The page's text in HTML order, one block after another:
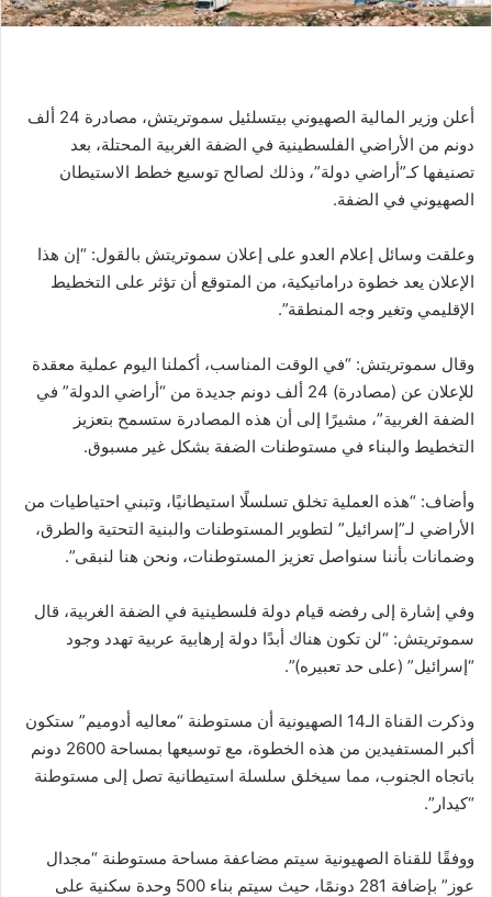
أعلن وزير المالية الصهيوني بيتسلئيل سموتريتش، مصادرة 24 ألف
دونم من الأراضي الفلسطينية في الضفة الغربية المحتلة، بعد
تصنيفها كـ”أراضي دولة”، وذلك لصالح توسيع خطط الاستيطان
الصهيوني في الضفة.
وعلقت وسائل إعلام العدو على إعلان سموتريتش بالقول: “إن هذا
الإعلان يعد خطوة دراماتيكية، من المتوقع أن تؤثر على التخطيط
الإقليمي وتغير وجه المنطقة”.
وقال سموتريتش: “في الوقت المناسب، أكملنا اليوم عملية معقدة
للإعلان عن (مصادرة) 24 ألف دونم جديدة من “أراضي الدولة” في
الضفة الغربية”، مشيرًا إلى أن هذه المصادرة ستسمح بتعزيز
التخطيط والبناء في مستوطنات الضفة بشكل غير مسبوق.
وأضاف: “هذه العملية تخلق تسلسلًا استيطانيًا، وتبني احتياطيات من
الأراضي لـ”إسرائيل” لتطوير المستوطنات والبنية التحتية والطرق،
وضمانات بأننا سنواصل تعزيز المستوطنات، ونحن هنا لنبقى”.
وفي إشارة إلى رفضه قيام دولة فلسطينية في الضفة الغربية، قال
سموتريتش: “لن تكون هناك أبدًا دولة إرهابية عربية تهدد وجود
“إسرائيل” (على حد تعبيره)”.
وذكرت القناة الـ14 الصهيونية أن مستوطنة “معاليه أدوميم” ستكون
أكبر المستفيدين من هذه الخطوة، مع توسيعها بمساحة 2600 دونم
باتجاه الجنوب، مما سيخلق سلسلة استيطانية تصل إلى مستوطنة
“كيدار”.
ووفقًا للقناة الصهيونية سيتم مضاعفة مساحة مستوطنة “مجدال
عوز” بإضافة 281 دونمًا، حيث سيتم بناء 500 وحدة سكنية على